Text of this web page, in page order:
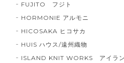
FUJITO フジト
HORMONIE アルモニ
HICOSAKA ヒコサカ
HUIS ハウス/遠州織物
ISLAND KNIT WORKS アイラン